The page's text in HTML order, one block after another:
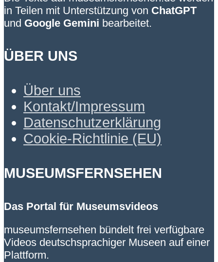
in Teilen mit Unterstützung von ChatGPT
und Google Gemini bearbeitet.
ÜBER UNS
Über uns
Kontakt/Impressum
Datenschutzerklärung
Cookie-Richtlinie (EU)
MUSEUMSFERNSEHEN
Das Portal für Museumsvideos
museumsfernsehen bündelt frei verfügbare
Videos deutschsprachiger Museen auf einer
Plattform.